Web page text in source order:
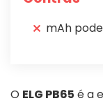
mAh
O ELG PB65 é a